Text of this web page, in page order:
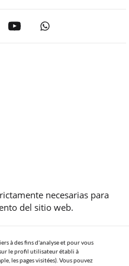
necesarias para
del sitio web.
una experiencia en el sitio
de producto
à des fins d'analyse et pour vous
le profil utilisateur établi à
les pages visitées). Vous pouvez